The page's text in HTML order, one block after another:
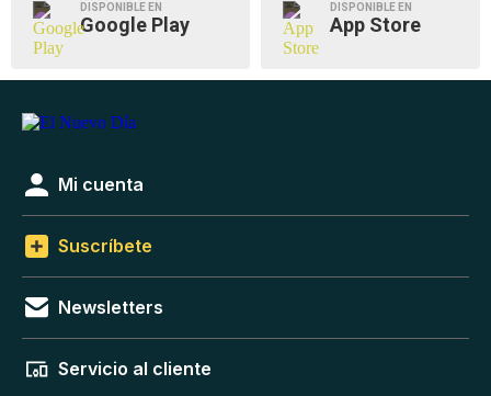
DISPONIBLE EN
Google Play
DISPONIBLE EN
App Store
Mi cuenta
Suscríbete
Newsletters
Servicio al cliente